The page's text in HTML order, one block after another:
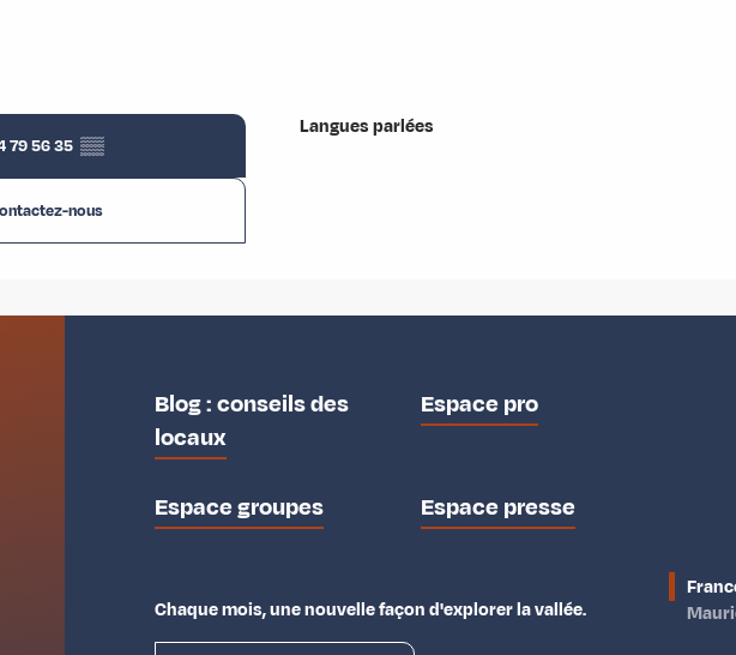
79 56 35 ▒▒
nous
Langues parlées
Langues parlées
Blog : conseils des
locaux
Espace pro
Espace groupes Espace presse
Chaque mois, une nouvelle façon d'explorer la vallée.